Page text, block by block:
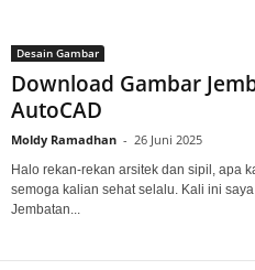
Desain Gambar
Download Gambar
AutoCAD
Moldy Ramadhan - 26 Juni 2025
Halo rekan-rekan arsitek dan sipil, apa
semoga kalian sehat selalu. Kali ini
Jembatan...